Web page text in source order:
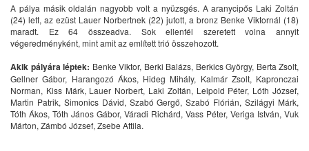
A pálya másik oldalán nagyobb volt a nyüzsgés. A aranycipős Laki Zoltán
(24) lett, az ezüst Lauer Norbertnek (22) jutott, a bronz Benke Viktornál (18)
maradt. Ez 64 összeadva. Sok ellenfél szeretett volna annyit
végeredményként, mint amit az említett trió összehozott.
Akik pályára léptek: Benke Viktor, Berki Balázs, Berkics György, Berta Zsolt,
Gellner Gábor, Harangozó Ákos, Hideg Mihály, Kalmár Zsolt, Kapronczai
Norman, Kiss Márk, Lauer Norbert, Laki Zoltán, Leipold Péter, Lóth József,
Martin Patrik, Simonics Dávid, Szabó Gergő, Szabó Flórián, Szilágyi Márk,
Tóth Ákos, Tóth János Gábor, Váradi Richárd, Vass Péter, Veriga István, Vuk
Márton, Zámbó József, Zsebe Attila.